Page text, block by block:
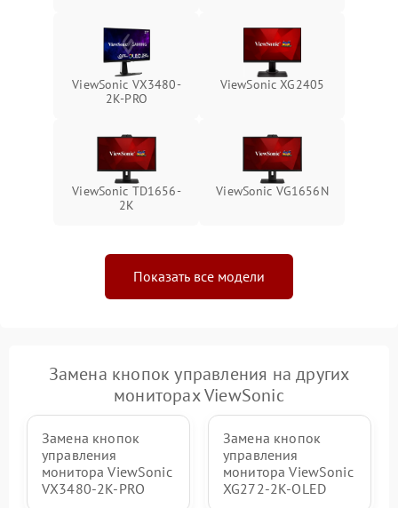
Неисправность системы
защиты от перегрева
Подробнее →
Поломка системы защиты
от перенапряжения
Поломка системы защиты
Подробнее →
ViewSonic VX3480-
2K-PRO
ViewSonic XG2405
ViewSonic TD1656-
2K
ViewSonic VG1656N
Показать все модели
Замена кнопок управления на других
мониторах ViewSonic
Замена кнопок
управления
монитора ViewSonic
VX3480-2K-PRO
Замена кнопок
управления
монитора ViewSonic
XG272-2K-OLED